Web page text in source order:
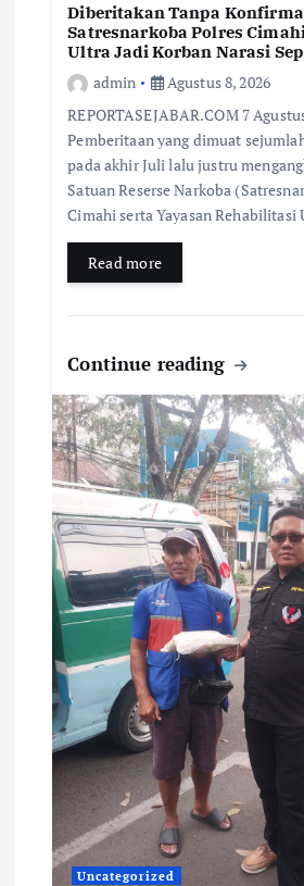
Diberitakan Tanpa
Satresnarkoba Polres
Ultra Jadi Korban Narasi
admin
Agustus 8, 2026
REPORTASEJABAR.COM 7
Pemberitaan yang dimuat
pada akhir Juli lalu justru
Satuan Reserse Narkoba
Cimahi serta Yayasan
Read more
Continue reading
Uncategorized